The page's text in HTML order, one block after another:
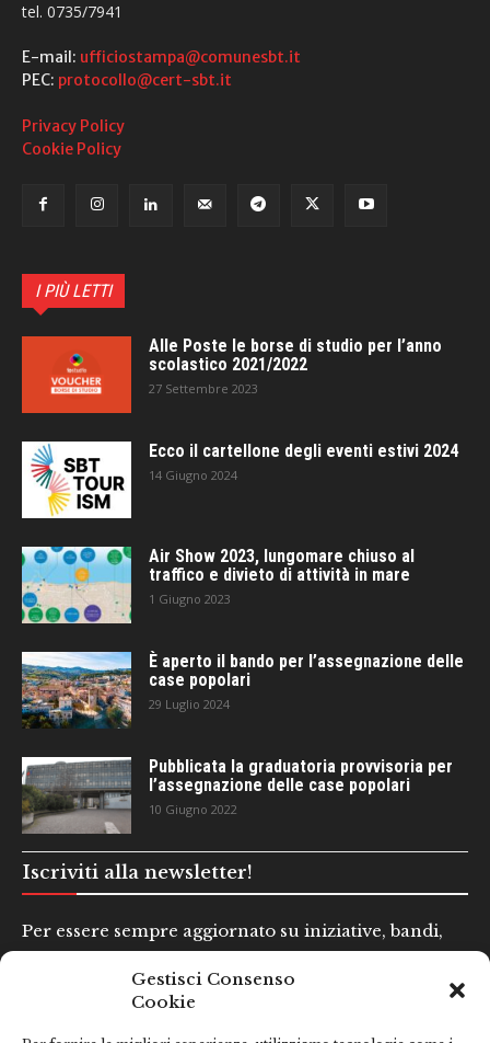
Gestisci Consenso
Cookie
tel. 0735/7941
E-mail: ufficiostampa@comunesbt.it
PEC: protocollo@cert-sbt.it
Privacy Policy
Cookie Policy
I PIÙ LETTI
Alle Poste le borse di studio per l’anno
scolastico 2021/2022
27 Settembre 2023
Ecco il cartellone degli eventi estivi 2024
14 Giugno 2024
Air Show 2023, lungomare chiuso al
traffico e divieto di attività in mare
1 Giugno 2023
È aperto il bando per l’assegnazione delle
case popolari
29 Luglio 2024
Pubblicata la graduatoria provvisoria per
l’assegnazione delle case popolari
10 Giugno 2022
Iscriviti alla newsletter!
Per essere sempre aggiornato su iniziative, bandi,